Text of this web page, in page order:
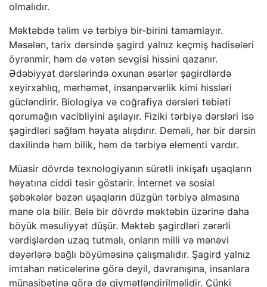
olmalıdır.
Məktəbdə təlim və tərbiyə bir-birini tamamlayır.
Məsələn, tarix dərsində şagird yalnız keçmiş hadisələri
öyrənmir, həm də vətən sevgisi hissini qazanır.
Ədəbiyyat dərslərində oxunan əsərlər şagirdlərdə
xeyirxahlıq, mərhəmət, insanpərvərlik kimi hissləri
gücləndirir. Biologiya və coğrafiya dərsləri təbiəti
qorumağın vacibliyini aşılayır. Fiziki tərbiyə dərsləri isə
şagirdləri sağlam həyata alışdırır. Deməli, hər bir dərsin
daxilində həm bilik, həm də tərbiyə elementi vardır.
Müasir dövrdə texnologiyanın sürətli inkişafı uşaqların
həyatına ciddi təsir göstərir. İnternet və sosial
şəbəkələr bəzən uşaqların düzgün tərbiyə almasına
mane ola bilir. Belə bir dövrdə məktəbin üzərinə daha
böyük məsuliyyət düşür. Məktəb şagirdləri zərərli
vərdişlərdən uzaq tutmalı, onların milli və mənəvi
dəyərlərə bağlı böyüməsinə çalışmalıdır. Şagird yalnız
imtahan nəticələrinə görə deyil, davranışına, insanlara
münasibətinə görə də qiymətləndirilməlidir. Çünki